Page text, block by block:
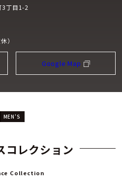
3丁目1-2
）
Google Map
MEN'S
コレクション
Collection